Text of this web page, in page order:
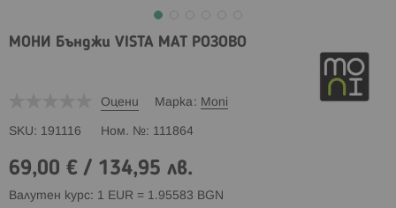
МОНИ Бънджи VISTA МАТ РОЗОВО
Оцени Марка Moni
SKU 191116 Ном. № 111864
69,00 € / 134,95 лв.
Валутен курс: 1 EUR = 1.95583 BGN